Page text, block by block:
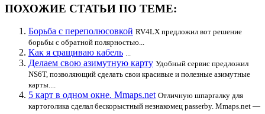
ПОХОЖИЕ СТАТЬИ ПО ТЕМЕ:
Борьба с переполюсовкой RV4LX предложил вот решение
борьбы с обратной полярностью...
Как я сращиваю кабель ...
Делаем свою азимутную карту Удобный сервис предложил
NS6T, позволяющий сделать свои красивые и полезные азимутные
карты....
5 карт в одном окне. Mmaps.net Отличную шпаргалку для
картоголика сделал бескорыстный незнакомец passerby. Mmaps.net —